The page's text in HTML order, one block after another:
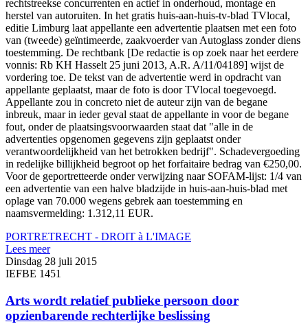
rechtstreekse concurrenten en actief in onderhoud, montage en
herstel van autoruiten. In het gratis huis-aan-huis-tv-blad TVlocal,
editie Limburg laat appellante een advertentie plaatsen met een foto
van (tweede) geïntimeerde, zaakvoerder van Autoglass zonder diens
toestemming. De rechtbank [De redactie is op zoek naar het eerdere
vonnis: Rb KH Hasselt 25 juni 2013, A.R. A/11/04189] wijst de
vordering toe. De tekst van de advertentie werd in opdracht van
appellante geplaatst, maar de foto is door TVlocal toegevoegd.
Appellante zou in concreto niet de auteur zijn van de begane
inbreuk, maar in ieder geval staat de appellante in voor de begane
fout, onder de plaatsingsvoorwaarden staat dat "alle in de
advertenties opgenomen gegevens zijn geplaatst onder
verantwoordelijkheid van het betrokken bedrijf". Schadevergoeding
in redelijke billijkheid begroot op het forfaitaire bedrag van €250,00.
Voor de geportretteerde onder verwijzing naar SOFAM-lijst: 1/4 van
een advertentie van een halve bladzijde in huis-aan-huis-blad met
oplage van 70.000 wegens gebrek aan toestemming en
naamsvermelding: 1.312,11 EUR.
PORTRETRECHT - DROIT à L'IMAGE
Lees meer
Dinsdag 28 juli 2015
IEFBE 1451
Arts wordt relatief publieke persoon door
opzienbarende rechterlijke beslissing